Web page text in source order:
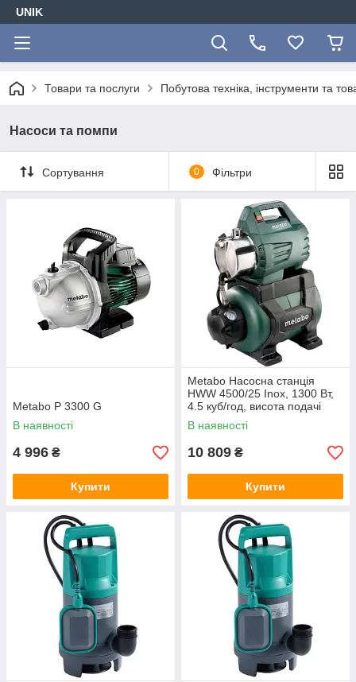
UNIK
Товари та послуги Побутова техніка, інструменти та
Насоси та помпи
Сортування 0 Фільтри
Metabo P 3300 G
В наявності
4 996 ₴
Купити
Metabo Насосна станція
HWW 4500/25 Inox, 1300 Вт,
4.5 куб/год, висота подачі
48м, всмоктування до 8 м,
ресивер 24л, 17.1кг
В наявності
10 809 ₴
Купити